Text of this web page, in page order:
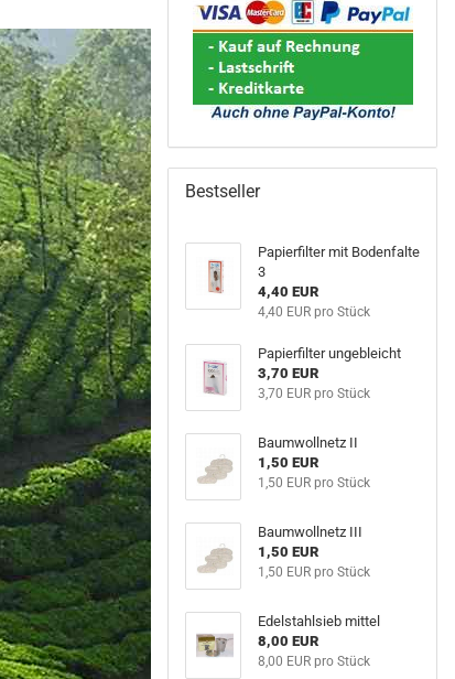
Bestseller
Papierfilter mit Bodenfalte
3
4,40 EUR
4,40 EUR pro Stück
Papierfilter ungebleicht
3,70 EUR
3,70 EUR pro Stück
Baumwollnetz II
1,50 EUR
1,50 EUR pro Stück
Baumwollnetz III
1,50 EUR
1,50 EUR pro Stück
Edelstahlsieb mittel
8,00 EUR
8,00 EUR pro Stück